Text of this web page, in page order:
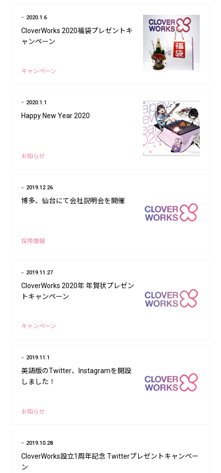
2020.1.6
CloverWorks 2020福袋プレゼントキ
ャンペーン
キャンペーン
2020.1.1
Happy New Year 2020
お知らせ
2019.12.26
博多、仙台にて会社説明会を開催
採用情報
2019.11.27
CloverWorks 2020年 年賀状プレゼン
トキャンペーン
キャンペーン
2019.11.1
英語版のTwitter、Instagramを開設
しました！
お知らせ
2019.10.28
CloverWorks設立1周年記念 Twitterプレゼントキャンペー
ン